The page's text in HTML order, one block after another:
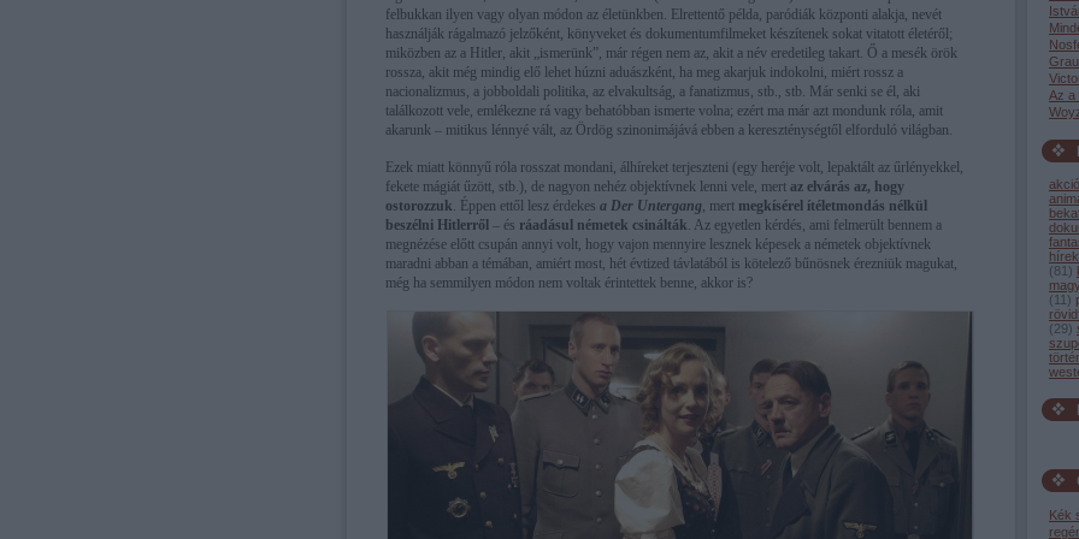
Az a
akció
hírek
(81 )
(11 )
(29)
Kék
felbukkan ilyen vagy olyan módon az életünkben. Elrettentő példa, paródiák központi alakja, nevét
használják rágalmazó jelzőként, könyveket és dokumentumfilmeket készítenek sokat vitatott életéről;
miközben az a Hitler, akit „ismerünk”, már régen nem az, akit a név eredetileg takart. Ő a mesék örök
rossza, akit még mindig elő lehet húzni aduászként, ha meg akarjuk indokolni, miért rossz a
nacionalizmus, a jobboldali politika, az elvakultság, a fanatizmus, stb., stb. Már senki se él, aki
találkozott vele, emlékezne rá vagy behatóbban ismerte volna; ezért ma már azt mondunk róla, amit
akarunk – mitikus lénnyé vált, az Ördög szinonimájává ebben a kereszténységtől elforduló világban.
Ezek miatt könnyű róla rosszat mondani, álhíreket terjeszteni (egy heréje volt, lepaktált az űrlényekkel,
fekete mágiát űzött, stb.), de nagyon nehéz objektívnek lenni vele, mert az elvárás az, hogy
ostorozzuk . Éppen ettől lesz érdekes a Der Untergang , mert megkísérel ítéletmondás nélkül
beszélni Hitlerről – és ráadásul németek csinálták . Az egyetlen kérdés, ami felmerült bennem a
megnézése előtt csupán annyi volt, hogy vajon mennyire lesznek képesek a németek objektívnek
maradni abban a témában, amiért most, hét évtized távlatából is kötelező bűnösnek érezniük magukat,
még ha semmilyen módon nem voltak érintettek benne, akkor is?